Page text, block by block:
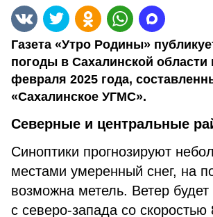
Газета «Утро Родины»
погоды в Сахалинской области
февраля 2025 года,
«Сахалинское УГМС».
Северные и центральные
Синоптики прогнозируют
местами умеренный снег, на
возможна метель. Ветер будет
с северо-запада со скоростью